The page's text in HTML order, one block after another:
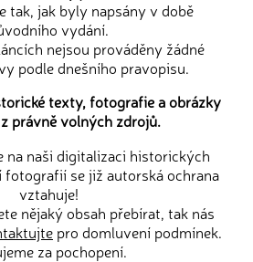
tak, jak byly napsány v době
vydání.
nejsou prováděny žádné
podle dnešního pravopisu.
texty, fotografie a obrázky
právně volných zdrojů.
na naši digitalizaci historických
fotografií se již autorská ochrana
vztahuje!
nějaký obsah přebírat, tak nás
pro domluvení podmínek.
za pochopení.